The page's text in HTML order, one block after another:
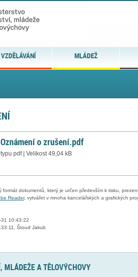
VZDĚLÁVÁNÍ MLÁDEŽ
o zrušení.pdf
pdf | Velikost 49,04 kB
dokumentů, který je určen především k tisku,
Reader, vytvářet v mnoha kancelářských a grafických
10:43:22
Štoud Jakub
A TĚLOVÝCHOVY